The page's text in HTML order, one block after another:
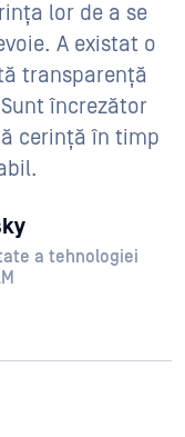
lor de a se
A existat o
transparență
încrezător
cerință în timp
a tehnologiei